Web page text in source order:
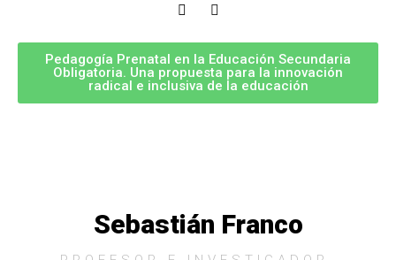
Pedagogía Prenatal en la Educación Secundaria
Obligatoria. Una propuesta para la innovación
radical e inclusiva de la educación
Sebastián Franco